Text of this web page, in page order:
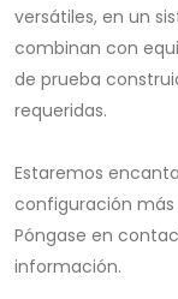
versátiles, en un
combinan con
de prueba
requeridas.
Estaremos
configuración más
Póngase en
información.